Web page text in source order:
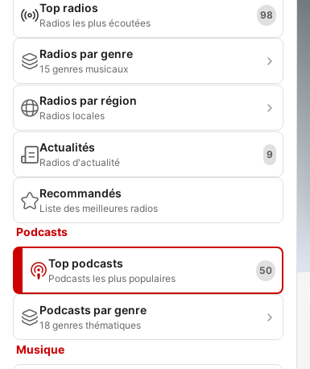
Top radios
Radios les plus écoutées
98
Radios par genre
15 genres musicaux
Radios par région
Radios locales
Actualités
Radios d'actualité
9
Recommandés
Liste des meilleures radios
Podcasts
Top podcasts
Podcasts les plus populaires
50
Podcasts par genre
18 genres thématiques
Musique